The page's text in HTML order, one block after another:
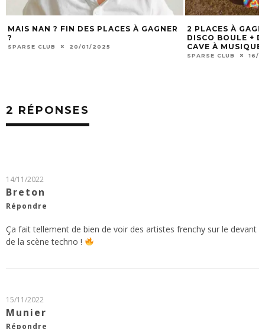
MAIS NAN ? FIN DES PLACES À GAGNER
?
SPARSE CLUB 20/01/2025
2 PLACES À
DISCO BOULE +
CAVE À
SPARSE CLUB 16/
2 RÉPONSES
14/11/2022
Breton
Répondre
Ça fait tellement de bien de voir des artistes frenchy sur le devant
de la scène techno !
15/11/2022
Munier
Répondre